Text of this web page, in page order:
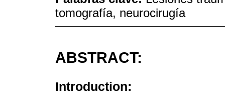
tomografía, neurocirugía
ABSTRACT:
Introduction: